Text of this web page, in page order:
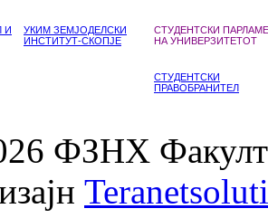
И
УКИМ ЗЕМЈОДЕЛСКИ
ИНСТИТУТ-СКОПЈЕ
СТУДЕНТСКИ
НА УНИВЕРЗИТЕТОТ
СТУДЕНТСКИ
ПРАВОБРАНИТЕЛ
ФЗНХ